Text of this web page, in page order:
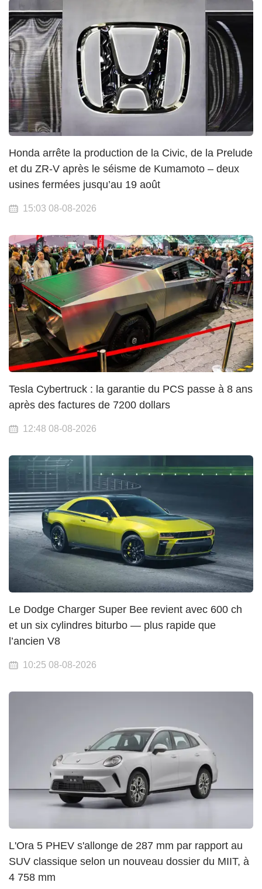
Honda arrête la production de la Civic, de la Prelude
et du ZR-V après le séisme de Kumamoto – deux
usines fermées jusqu’au 19 août
15:03 08-08-2026
Tesla Cybertruck : la garantie du PCS passe à 8 ans
après des factures de 7200 dollars
12:48 08-08-2026
Le Dodge Charger Super Bee revient avec 600 ch
et un six cylindres biturbo — plus rapide que
l’ancien V8
10:25 08-08-2026
L'Ora 5 PHEV s'allonge de 287 mm par rapport au
SUV classique selon un nouveau dossier du MIIT, à
4 758 mm